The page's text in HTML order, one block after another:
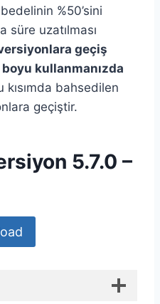
%50’sini
süre uzatılması
geçiş
kullanmanızda
kısımda bahsedilen
geçiştir.
5.7.0 –